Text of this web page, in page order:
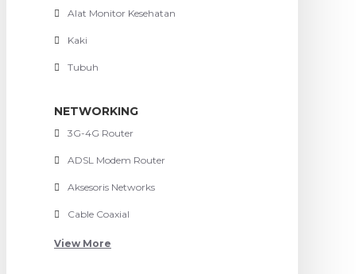
Alat Monitor Kesehatan
Kaki
Tubuh
NETWORKING
3G-4G Router
ADSL Modem Router
Aksesoris Networks
Cable Coaxial
View More